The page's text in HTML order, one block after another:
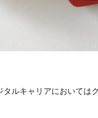
ルキャリアにおいては